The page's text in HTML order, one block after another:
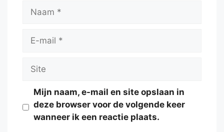
Naam
Site
Mijn naam, e-mail en site opslaan in
deze browser voor de volgende keer
wanneer ik een reactie plaats.